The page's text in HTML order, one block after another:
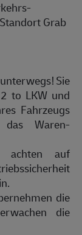
StandortGrab
Sie
to LKW und
Fahrzeugs
das Waren-
achten auf
die
die